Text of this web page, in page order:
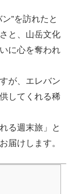
”を訪れたと
と、山岳文化
に心を奪われ
が、エレバン
してくれる稀
る週末旅」と
届けします。